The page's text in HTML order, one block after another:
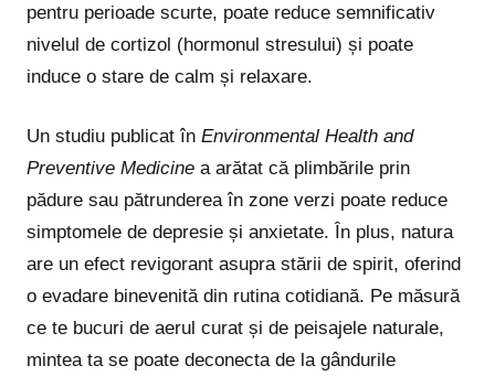
pentru perioade scurte, poate reduce semnificativ
nivelul de cortizol (hormonul stresului) și poate
induce o stare de calm și relaxare.
Un studiu publicat în Environmental Health and
Preventive Medicine a arătat că plimbările prin
pădure sau pătrunderea în zone verzi poate reduce
simptomele de depresie și anxietate. În plus, natura
are un efect revigorant asupra stării de spirit, oferind
o evadare binevenită din rutina cotidiană. Pe măsură
ce te bucuri de aerul curat și de peisajele naturale,
mintea ta se poate deconecta de la gândurile